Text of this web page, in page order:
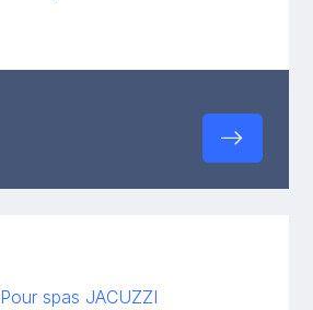
Pour spas JACUZZI